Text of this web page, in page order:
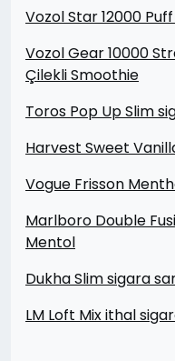
Vozol Star 12000
Vozol Gear 10000
Çilekli Smoothie
Toros Pop Up Slim
Harvest Sweet
Vogue Frisson
Marlboro Double
Mentol
Dukha Slim sigara
LM Loft Mix ithal